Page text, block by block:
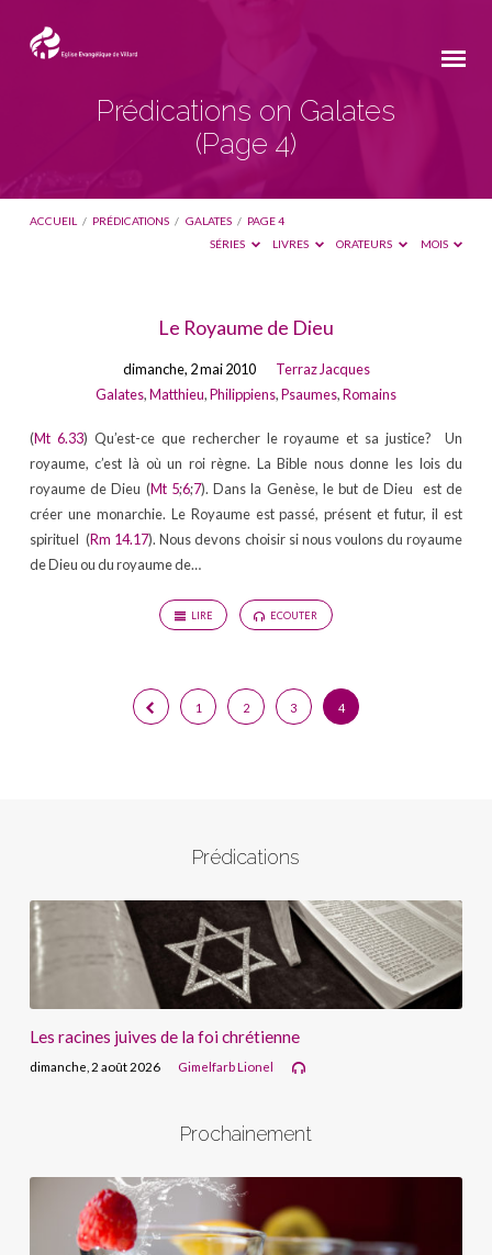
Prédications on Galates
(Page 4)
ACCUEIL / PRÉDICATIONS / GALATES / PAGE 4
SÉRIES
LIVRES ORATEURS MOIS
Prédications
Galates
4)
Le Royaume de Dieu
dimanche, 2 mai 2010
Terraz Jacques
Galates,Matthieu,Philippiens,Psaumes,Romains
(Mt 6.33) Qu’est-ce que rechercher le royaume et sa justice? Un
royaume, c’est là où un roi règne. La Bible nous donne les lois du
royaume de Dieu (Mt 5;6;7). Dans la Genèse, le but de Dieu est de
créer une monarchie. Le Royaume est passé, présent et futur, il est
spirituel (Rm 14.17). Nous devons choisir si nous voulons du royaume
de Dieu ou du royaume de…
LIRE ECOUTER
1 2 3 4
Prédications
Les racines juives de la foi chrétienne
dimanche, 2 août 2026 Gimelfarb Lionel
Prochainement